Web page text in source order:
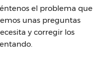
el problema que
unas preguntas
y corregir los